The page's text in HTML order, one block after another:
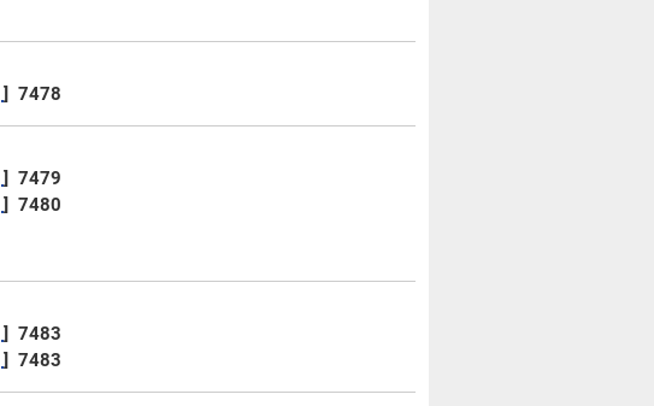
] 7478
] 7479
] 7480
] 7483
] 7483